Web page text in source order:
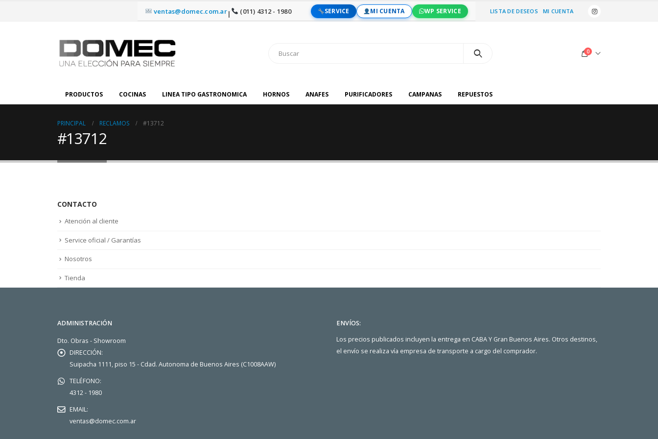
ventas@domec.com.ar| (011) 4312 - 1980 SERVICE MI CUENTA WP SERVICE LISTA DE DESEOS MI CUENTA
0
PRODUCTOS COCINAS LINEA TIPO GASTRONOMICA HORNOS ANAFES PURIFICADORES CAMPANAS REPUESTOS
PRINCIPAL RECLAMOS #13712
#13712
CONTACTO
Atención al cliente
Service oficial / Garantías
Nosotros
Tienda
ADMINISTRACIÓN
Dto. Obras - Showroom
DIRECCIÓN:
Suipacha 1111, piso 15 - Cdad. Autonoma de Buenos Aires (C1008AAW)
TELÉFONO:
4312 - 1980
EMAIL:
ventas@domec.com.ar
ENVÍOS:
Los precios publicados incluyen la entrega en CABA Y Gran Buenos Aires. Otros destinos,
el envío se realiza vía empresa de transporte a cargo del comprador.